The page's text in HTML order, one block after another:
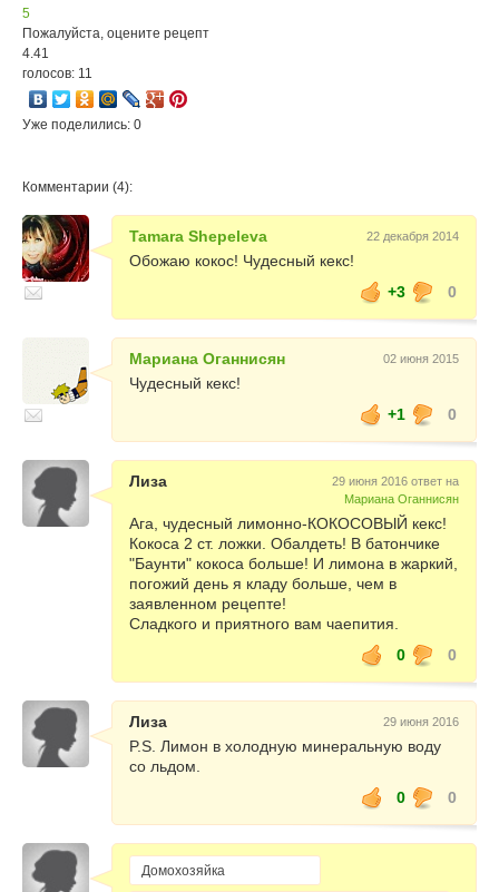
5
Пожалуйста, оцените рецепт
4.41
голосов: 11
Уже поделились: 0
Комментарии (4):
Tamara Shepeleva 22 декабря 2014
Обожаю кокос! Чудесный кекс!
+3
0
Мариана Оганнисян 02 июня 2015
Чудесный кекс!
+1
0
Лиза
29 июня 2016 ответ на
Мариана Оганнисян
Ага, чудесный лимонно-КОКОСОВЫЙ кекс!
Кокоса 2 ст. ложки. Обалдеть! В батончике
"Баунти" кокоса больше! И лимона в жаркий,
погожий день я кладу больше, чем в
заявленном рецепте!
Сладкого и приятного вам чаепития.
0
0
Лиза 29 июня 2016
P.S. Лимон в холодную минеральную воду
со льдом.
0
0